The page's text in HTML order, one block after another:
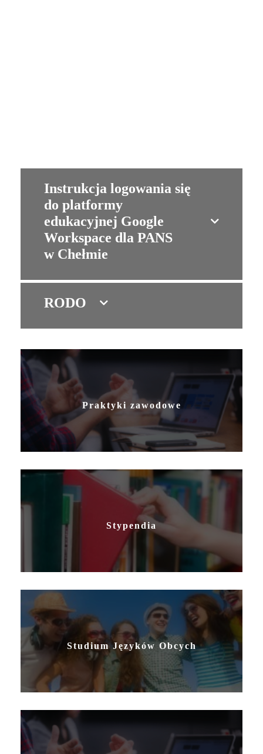
Instrukcja logowania się
do platformy
edukacyjnej Google
Workspace dla PANS
w Chełmie
RODO
Praktyki zawodowe
Stypendia
Studium Języków Obcych